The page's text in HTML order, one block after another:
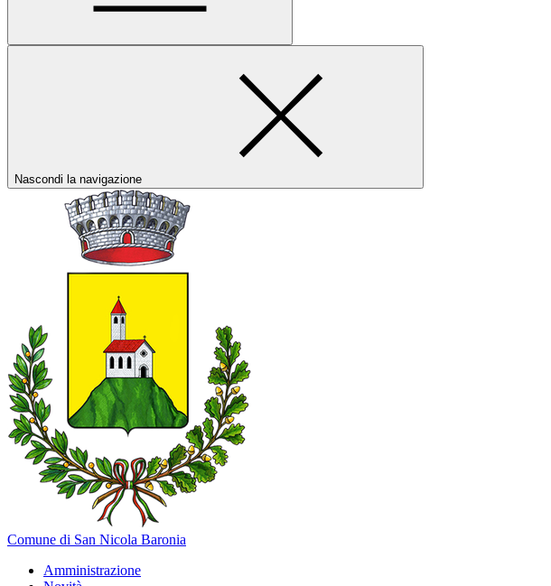
Nascondi la navigazione
Comune di San Nicola Baronia
Amministrazione